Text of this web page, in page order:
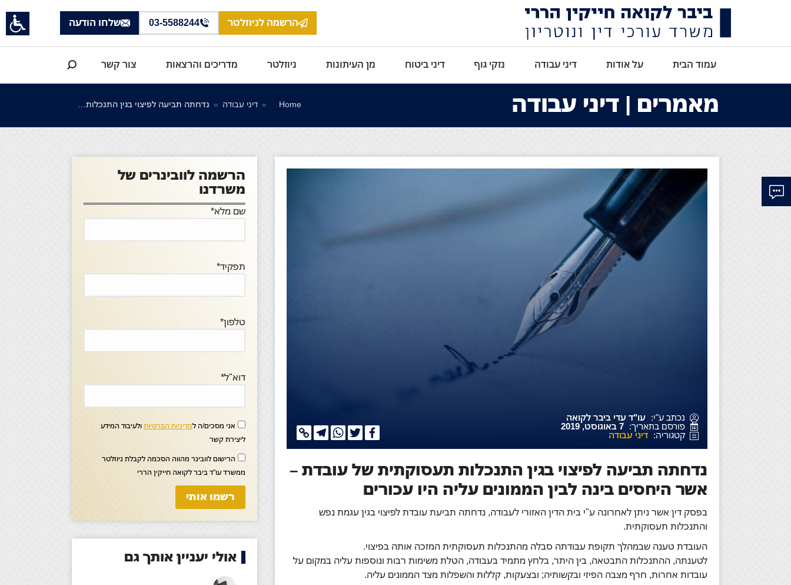
הרשמה לניוזלטר 03-5588244 שלחו הודעה
עמוד הבית על אודות דיני עבודה נזקי גוף דיני ביטוח מן העיתונות ניוזלטר מדריכים והרצאות צור קשר Search:
מאמרים | דיני עבודה You are here: Home דיני עבודה נדחתה תביעה לפיצוי בגין התנכלות…
נכתב ע"י: עו"ד עדי ביבר לקואה
פורסם בתאריך: 7 באוגוסט, 2019
קטגוריה: דיני עבודה
Facebook
Twitter
WhatsApp
Telegram
Copy
Link
נדחתה תביעה לפיצוי בגין התנכלות תעסוקתית של עובדת –
אשר היחסים בינה לבין הממונים עליה היו עכורים
בפסק דין אשר ניתן לאחרונה ע"י בית הדין האזורי לעבודה, נדחתה תביעת עובדת לפיצוי בגין עגמת נפש
והתנכלות תעסוקתית.
העובדת טענה שבמהלך תקופת עבודתה סבלה מהתנכלות תעסוקתית המזכה אותה בפיצוי.
לטענתה, ההתנכלות התבטאה, בין היתר, בלחץ מתמיד בעבודה, הטלת משימות רבות ונוספות עליה במקום על
עובדות אחרות, חרף מצבה הפיזי ובקשותיה; ובצעקות, קללות והשפלות מצד הממונים עליה.
הרשמה לוובינרים של
משרדנו
שם מלא*
תפקיד*
טלפון*
דוא"ל*
אני מסכים/ה למדיניות הפרטיות ולעיבוד המידע
ליצירת קשר
הרישום לוובינר מהווה הסכמה לקבלת ניוזלטר
ממשרד עו"ד ביבר לקואה חייקין הררי
אולי יעניין אותך גם